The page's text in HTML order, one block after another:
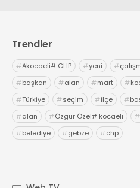
Trendler
#Akocaeli# CHP #yeni #
#başkan #alan #mart #
#Türkiye #seçim #ilçe #
#alan #Özgür Özel# kocaeli #
#belediye #gebze #chp